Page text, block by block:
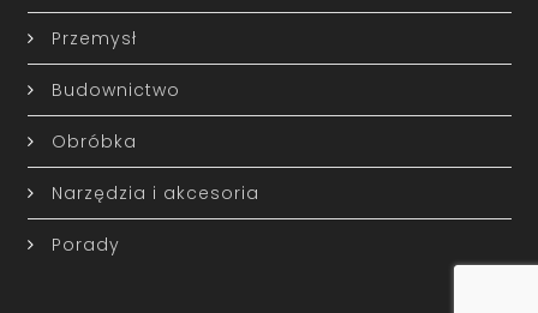
Przemysł
Budownictwo
Obróbka
Narzędzia i akcesoria
Porady